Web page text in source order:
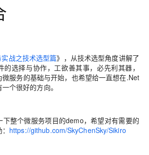
战之技术选型篇》，从技术选型角度讲解了
的选择与协作，工欲善其事，必先利其器，
服务的基础与开始，也希望给一直想在.Net
个很好的方向。
下整个微服务项目的demo，希望对有需要的
https://github.com/SkyChenSky/Sikiro